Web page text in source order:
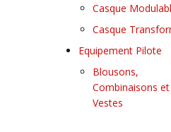
Casque
Casque
Equipement Pilote
Blousons,
Combinaisons et
Vestes